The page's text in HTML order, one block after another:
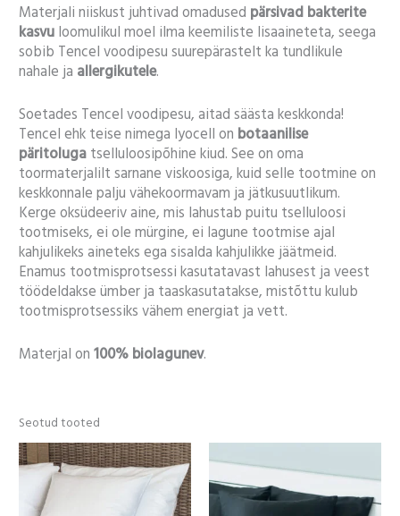
Materjali niiskust juhtivad omadused pärsivad bakterite
kasvuloomulikul moel ilma keemiliste lisaaineteta, seega
sobib Tencel voodipesu suurepärastelt ka tundlikule
nahale ja allergikutele.
Soetades Tencel voodipesu, aitad säästa keskkonda!
Tencel ehk teise nimega lyocell on botaanilise
päritolugatselluloosipõhine kiud. See on oma
toormaterjalilt sarnane viskoosiga, kuid selle tootmine on
keskkonnale palju vähekoormavam ja jätkusuutlikum.
Kerge oksüdeeriv aine, mis lahustab puitu tselluloosi
tootmiseks, ei ole mürgine, ei lagune tootmise ajal
kahjulikeks aineteks ega sisalda kahjulikke jäätmeid.
Enamus tootmisprotsessi kasutatavast lahusest ja veest
töödeldakse ümber ja taaskasutatakse, mistõttu kulub
tootmisprotsessiks vähem energiat ja vett.
Materjal on100% biolagunev.
Seotud tooted
Hinnavahemik:
18,00 €
kuni
19,00 €
Hinnavahemik:
kuni
119,00 €